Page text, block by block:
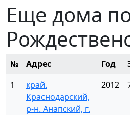
Еще дома
№ Адрес Год
1
край.
Краснодарский,
р-н. Анапский, г.
2012